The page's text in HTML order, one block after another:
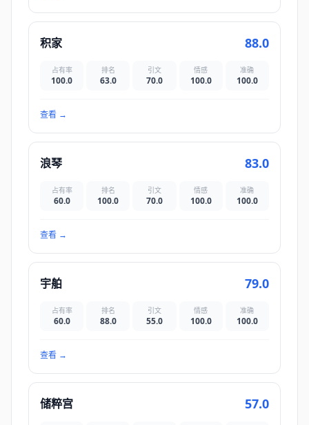
积家 88.0
占有率
100.0
排名
63.0
引文
70.0
情感
100.0
准确
100.0
查看 →
浪琴 83.0
占有率
60.0
排名
100.0
引文
70.0
情感
100.0
准确
100.0
查看 →
宇舶 79.0
占有率
60.0
排名
88.0
引文
55.0
情感
100.0
准确
100.0
查看 →
储粹宫 57.0